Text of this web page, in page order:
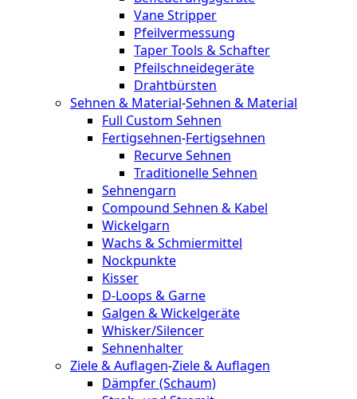
Vane Stripper
Pfeilvermessung
Taper Tools & Schafter
Pfeilschneidegeräte
Drahtbürsten
Sehnen & Material-Sehnen & Material
Full Custom Sehnen
Fertigsehnen-Fertigsehnen
Recurve Sehnen
Traditionelle Sehnen
Sehnengarn
Compound Sehnen & Kabel
Wickelgarn
Wachs & Schmiermittel
Nockpunkte
Kisser
D-Loops & Garne
Galgen & Wickelgeräte
Whisker/Silencer
Sehnenhalter
Ziele & Auflagen-Ziele & Auflagen
Dämpfer (Schaum)